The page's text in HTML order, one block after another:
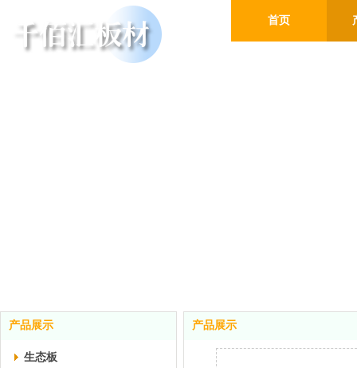
首页
产品展示
生态板
产品展示